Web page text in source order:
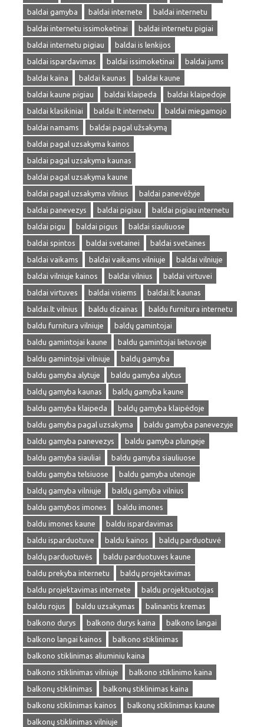
baldai gamyba
baldai internete
baldai internetu
baldai internetu issimoketinai
baldai internetu pigiai
baldai internetu pigiau
baldai is lenkijos
baldai ispardavimas
baldai issimoketinai
baldai jums
baldai kaina
baldai kaunas
baldai kaune
baldai kaune pigiau
baldai klaipeda
baldai klaipedoje
baldai klasikiniai
baldai lt internetu
baldai miegamojo
baldai namams
baldai pagal užsakymą
baldai pagal uzsakyma kainos
baldai pagal uzsakyma kaunas
baldai pagal uzsakyma kaune
baldai pagal uzsakyma vilnius
baldai panevėžyje
baldai panevezys
baldai pigiau
baldai pigiau internetu
baldai pigu
baldai pigus
baldai siauliuose
baldai spintos
baldai svetainei
baldai svetaines
baldai vaikams
baldai vaikams vilniuje
baldai vilniuje
baldai vilniuje kainos
baldai vilnius
baldai virtuvei
baldai virtuves
baldai visiems
baldai.lt kaunas
baldai.lt vilnius
baldu dizainas
baldu furnitura internetu
baldu furnitura vilniuje
baldų gamintojai
baldu gamintojai kaune
baldu gamintojai lietuvoje
baldu gamintojai vilniuje
baldų gamyba
baldu gamyba alytuje
baldu gamyba alytus
baldų gamyba kaunas
baldų gamyba kaune
baldu gamyba klaipeda
baldų gamyba klaipėdoje
baldu gamyba pagal uzsakyma
baldu gamyba panevezyje
baldu gamyba panevezys
baldu gamyba plungeje
baldu gamyba siauliai
baldu gamyba siauliuose
baldu gamyba telsiuose
baldu gamyba utenoje
baldų gamyba vilniuje
baldų gamyba vilnius
baldu gamybos imones
baldu imones
baldu imones kaune
baldu ispardavimas
baldu isparduotuve
baldu kainos
baldų parduotuvė
baldų parduotuvės
baldu parduotuves kaune
baldu prekyba internetu
baldų projektavimas
baldu projektavimas internete
baldu projektuotojas
baldu rojus
baldu uzsakymas
balinantis kremas
balkono durys
balkono durys kaina
balkono langai
balkono langai kainos
balkono stiklinimas
balkono stiklinimas aliuminiu kaina
balkono stiklinimas vilniuje
balkono stiklinimo kaina
balkonų stiklinimas
balkonų stiklinimas kaina
balkonu stiklinimas kainos
balkonų stiklinimas kaune
balkonų stiklinimas vilniuje